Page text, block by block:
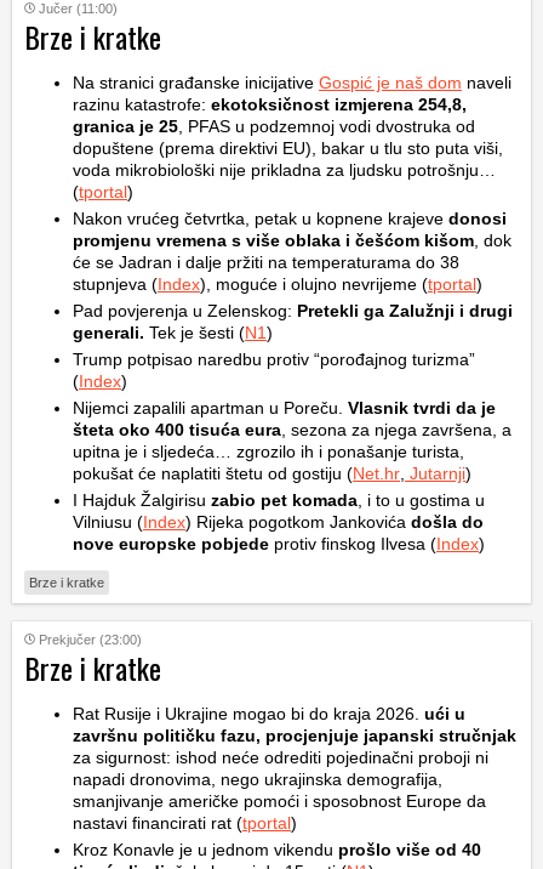
Jučer (11:00)
Brze i kratke
Na stranici građanske inicijative Gospić je naš dom naveli
razinu katastrofe: ekotoksičnost izmjerena 254,8,
granica je 25 , PFAS u podzemnoj vodi dvostruka od
dopuštene (prema direktivi EU), bakar u tlu sto puta viši,
voda mikrobiološki nije prikladna za ljudsku potrošnju…
(tportal)
Nakon vrućeg četvrtka, petak u kopnene krajeve donosi
promjenu vremena s više oblaka i češćom kišom , dok
će se Jadran i dalje pržiti na temperaturama do 38
stupnjeva (Index), moguće i olujno nevrijeme (tportal)
Pad povjerenja u Zelenskog: Pretekli ga Zalužnji i drugi
generali. Tek je šesti (N1)
Trump potpisao naredbu protiv “porođajnog turizma”
(Index)
Nijemci zapalili apartman u Poreču. Vlasnik tvrdi da je
šteta oko 400 tisuća eura , sezona za njega završena, a
upitna je i sljedeća… zgrozilo ih i ponašanje turista,
pokušat će naplatiti štetu od gostiju (Net.hr Jutarnji)
I Hajduk Žalgirisu zabio pet komada , i to u gostima u
Vilniusu (Index) Rijeka pogotkom Jankovića došla do
nove europske pobjede protiv finskog Ilvesa (Index)
Brze i kratke
Prekjučer (23:00)
Brze i kratke
Rat Rusije i Ukrajine mogao bi do kraja 2026. ući u
završnu političku fazu, procjenjuje japanski stručnjak
za sigurnost: ishod neće odrediti pojedinačni proboji ni
napadi dronovima, nego ukrajinska demografija,
smanjivanje američke pomoći i sposobnost Europe da
nastavi financirati rat (tportal)
Kroz Konavle je u jednom vikendu prošlo više od 40